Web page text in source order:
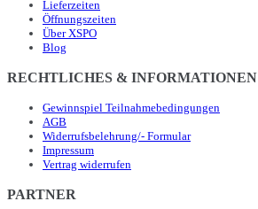
Lieferzeiten
Öffnungszeiten
Über XSPO
Blog
RECHTLICHES & INFORMATIONEN
Gewinnspiel Teilnahmebedingungen
AGB
Widerrufsbelehrung/- Formular
Impressum
Vertrag widerrufen
PARTNER